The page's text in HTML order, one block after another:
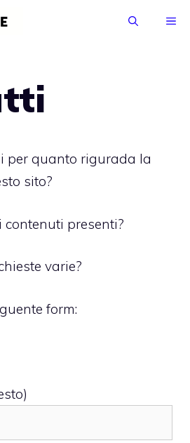
per quanto rigurada la
sito?
presenti?
varie?
form: